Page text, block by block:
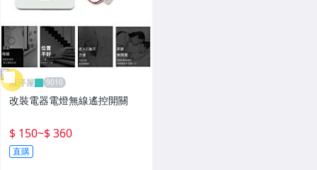
雁渟屋
改裝電器電燈無線遙控開關
$ 150~$ 360
直購